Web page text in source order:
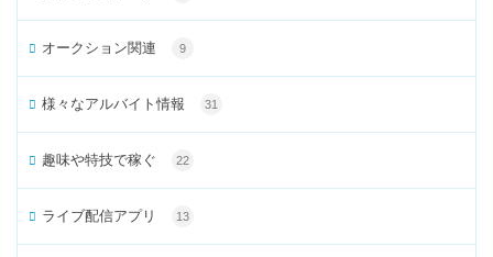
オークション関連 9
様々なアルバイト情報 31
趣味や特技で稼ぐ 22
ライブ配信アプリ 13